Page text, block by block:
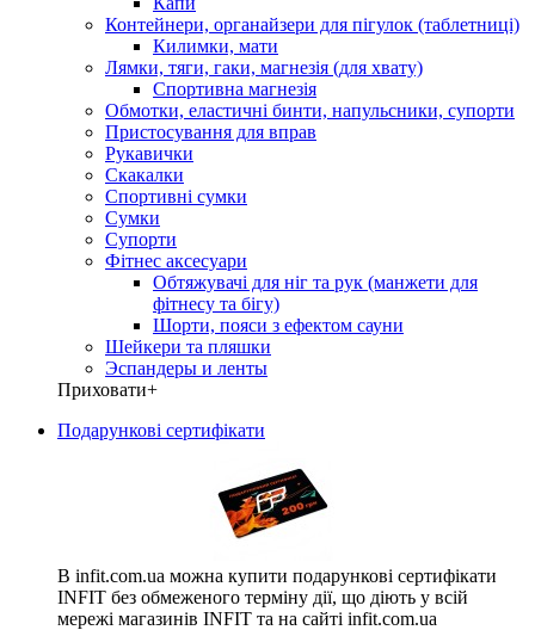
Контейнери, органайзери для пігулок (таблетниці)
Килимки, мати
Лямки, тяги, гаки, магнезія (для хвату)
Спортивна магнезія
Обмотки, еластичні бинти, напульсники, супорти
Пристосування для вправ
Рукавички
Скакалки
Спортивні сумки
Сумки
Супорти
Фітнес аксесуари
Обтяжувачі для ніг та рук (манжети для
фітнесу та бігу)
Шорти, пояси з ефектом сауни
Шейкери та пляшки
Эспандеры и ленты
Приховати+
Подарункові сертифікати
В infit.com.ua можна купити подарункові сертифікати
INFIT без обмеженого терміну дії, що діють у всій
мережі магазинів INFIT та на сайті infit.com.ua